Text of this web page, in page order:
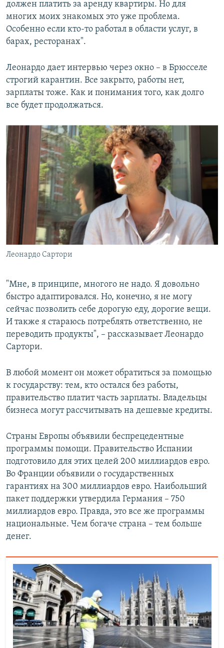
должен платить за аренду квартиры. Но для
многих моих знакомых это уже проблема.
Особенно если кто-то работал в области услуг, в
барах, ресторанах".
Леонардо дает интервью через окно – в Брюсселе
строгий карантин. Все закрыто, работы нет,
зарплаты тоже. Как и понимания того, как долго
все будет продолжаться.
Леонардо Сартори
"Мне, в принципе, многого не надо. Я довольно
быстро адаптировался. Но, конечно, я не могу
сейчас позволить себе дорогую еду, дорогие вещи.
И также я стараюсь потреблять ответственно, не
переводить продукты", – рассказывает Леонардо
Сартори.
В любой момент он может обратиться за помощью
к государству: тем, кто остался без работы,
правительство платит часть зарплаты. Владельцы
бизнеса могут рассчитывать на дешевые кредиты.
Страны Европы объявили беспрецедентные
программы помощи. Правительство Испании
подготовило для этих целей 200 миллиардов евро.
Во Франции объявили о государственных
гарантиях на 300 миллиардов евро. Наибольший
пакет поддержки утвердила Германия – 750
миллиардов евро. Правда, это все же программы
национальные. Чем богаче страна – тем больше
денег.